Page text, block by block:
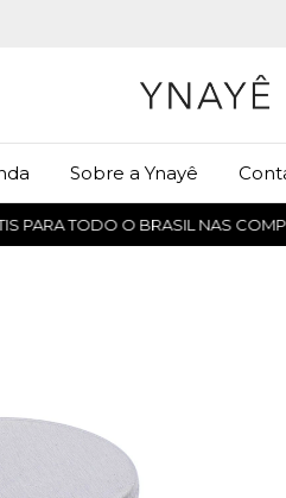
Sobre a Ynayê
TODO O BRASIL NAS